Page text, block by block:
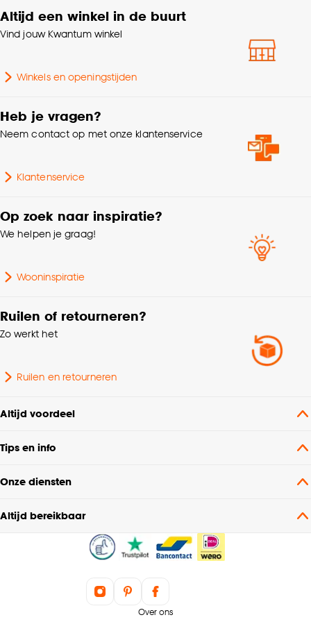
klikken.
Goed om te weten is dat je deze keuze altijd nog
cookieverklaring.
Garantietermijn
Kleurtint
Samenstelling
Diepte
Lengte
Geschikt voor aantal
Altijd een winkel in de buurt
Vind jouw Kwantum winkel
Winkels en openingstijden
Heb je vragen?
Neem contact op met onze klantenservice
Klantenservice
Op zoek naar inspiratie?
We helpen je graag!
Wooninspiratie
Ruilen of retourneren?
Zo werkt het
Ruilen en retourneren
Altijd voordeel
Tips en info
Onze diensten
Altijd bereikbaar
Over ons